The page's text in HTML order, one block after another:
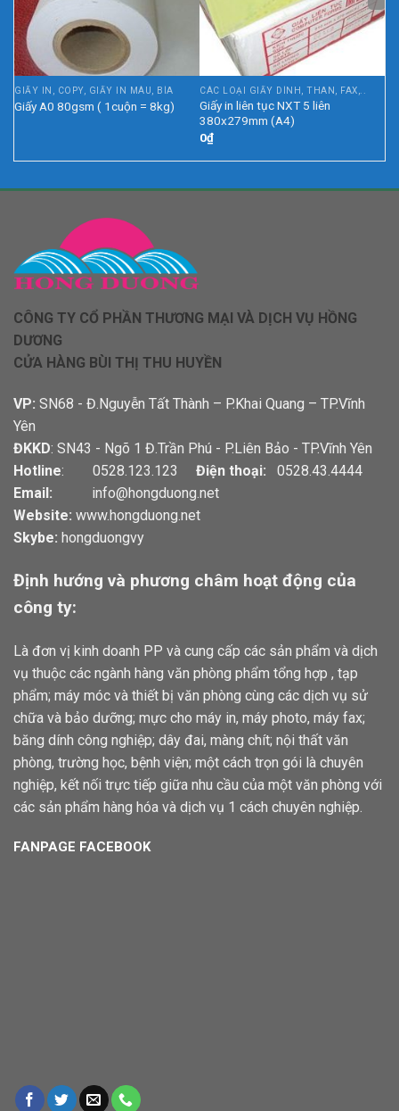
GIẤY IN, COPY, GIẤY IN MÀU, BÌA
Giấy A0 80gsm ( 1cuộn = 8kg)
CÁC LOẠI GIẤY DÍNH, THAN, FAX,..
Giấy in liên tục NXT 5 liên
380x279mm (A4)
0₫
CÔNG TY CỔ PHẦN THƯƠNG MẠI VÀ DỊCH VỤ HỒNG
DƯƠNG
CỬA HÀNG BÙI THỊ THU HUYỀN
VP: SN68 - Đ.Nguyễn Tất Thành – P.Khai Quang – TP.Vĩnh
Yên
ĐKKD: SN43 - Ngõ 1 Đ.Trần Phú - P.Liên Bảo - TP.Vĩnh Yên
Hotline: 0528.123.123 Điện thoại: 0528.43.4444
Email:
info@hongduong.net
Website: www.hongduong.net
Skybe: hongduongvy
Định hướng và phương châm hoạt động của
công ty:
Là đơn vị kinh doanh PP và cung cấp các sản phẩm và dịch
vụ thuộc các ngành hàng văn phòng phẩm tổng hợp , tạp
phẩm; máy móc và thiết bị văn phòng cùng các dịch vụ sử
chữa và bảo dưỡng; mực cho máy in, máy photo, máy fax;
băng dính công nghiệp; dây đai, màng chít; nội thất văn
phòng, trường học, bệnh viện; một cách trọn gói là chuyên
nghiệp, kết nối trực tiếp giữa nhu cầu của một văn phòng với
các sản phẩm hàng hóa và dịch vụ 1 cách chuyên nghiệp.
FANPAGE FACEBOOK